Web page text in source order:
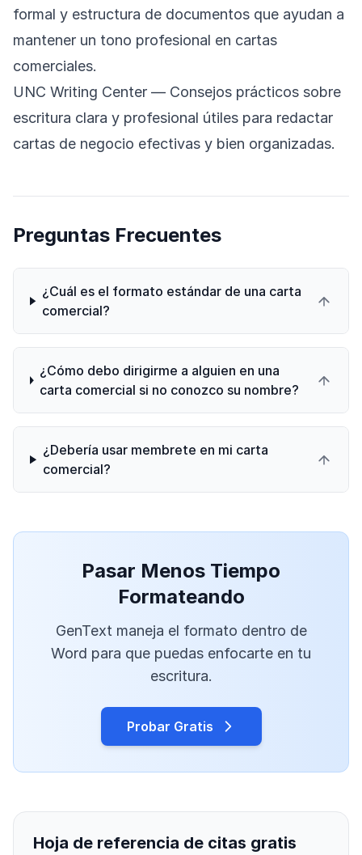
formal y estructura de documentos que ayudan a
mantener un tono profesional en cartas
comerciales.
UNC Writing Center — Consejos prácticos sobre
escritura clara y profesional útiles para redactar
cartas de negocio efectivas y bien organizadas.
Preguntas Frecuentes
¿Cuál es el formato estándar de una carta
comercial?
¿Cómo debo dirigirme a alguien en una
carta comercial si no conozco su nombre?
¿Debería usar membrete en mi carta
comercial?
Pasar Menos Tiempo
Formateando
GenText maneja el formato dentro de
Word para que puedas enfocarte en tu
escritura.
Probar Gratis
Hoja de referencia de citas gratis